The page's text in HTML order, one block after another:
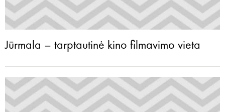
Jūrmala – tarptautinė kino filmavimo vieta